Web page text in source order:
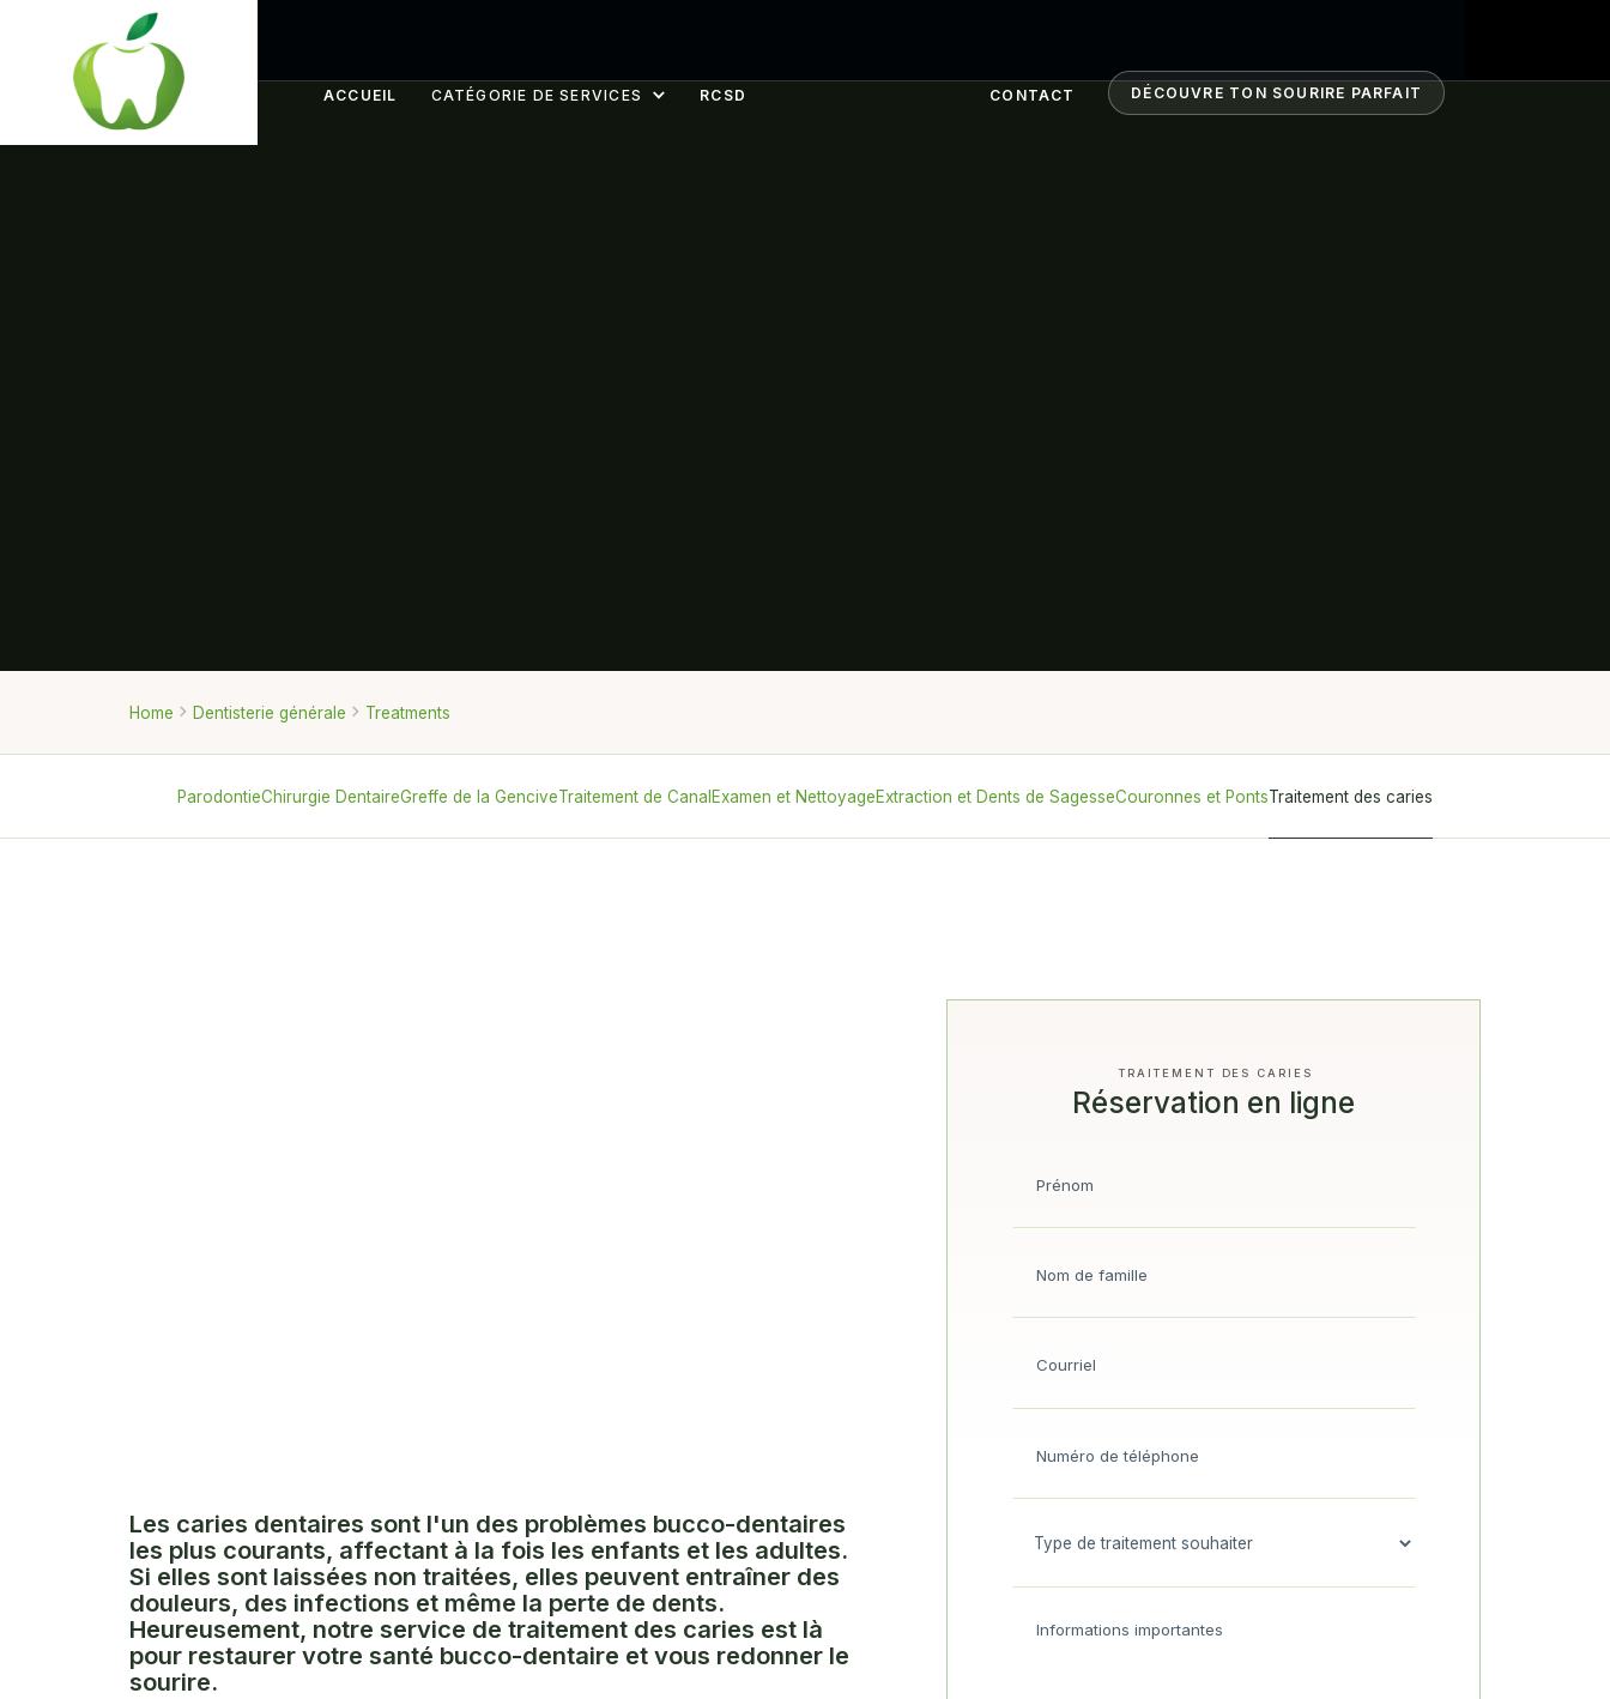
ACCUEIL CATÉGORIE DE SERVICES RCSD CONTACT DÉCOUVRE TON SOURIRE PARFAIT
Home Dentisterie générale Treatments
ParodontieChirurgie DentaireGreffe de la GenciveTraitement de Canal Examen et NettoyageExtraction et Dents de SagesseCouronnes et PontsTraitement des caries
Les caries dentaires sont l'un des problèmes bucco-dentaires
les plus courants, affectant à la fois les enfants et les adultes.
Si elles sont laissées non traitées, elles peuvent entraîner des
douleurs, des infections et même la perte de dents.
Heureusement, notre service de traitement des caries est là
pour restaurer votre santé bucco-dentaire et vous redonner le
sourire.
TRAITEMENT DES CARIES
Réservation en ligne